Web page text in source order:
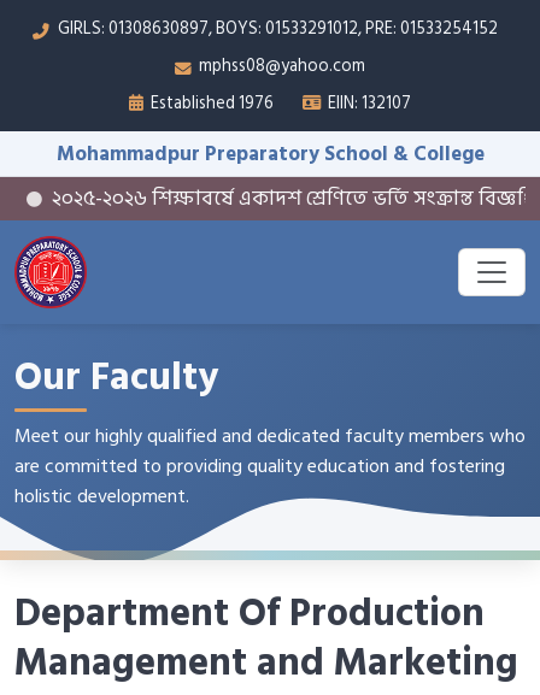
GIRLS: 01308630897, BOYS: 01533291012, PRE: 01533254152
mphss08@yahoo.com
Established 1976
EIIN: 132107
Mohammadpur Preparatory School & College
২০২৫-২০২৬ শিক্ষাবর্ষে একাদশ শ্রেণিতে ভর্তি সংক্রান্ত বিজ্ঞপ্তি
Our Faculty
Meet our highly qualified and dedicated faculty members who
are committed to providing quality education and fostering
holistic development.
Department Of Production
Management and Marketing